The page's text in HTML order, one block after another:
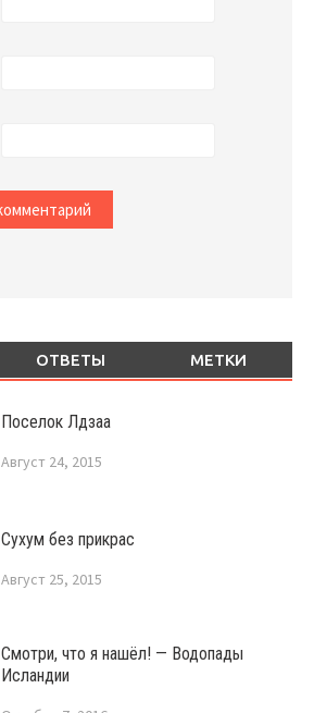
ОТВЕТЫ МЕТКИ
Поселок Лдзаа
Август 24, 2015
Сухум без прикрас
Август 25, 2015
Смотри, что я нашёл! — Водопады
Исландии